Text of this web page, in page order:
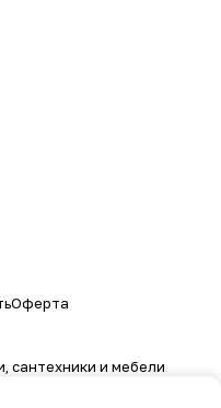
Оферта
сантехники и мебели